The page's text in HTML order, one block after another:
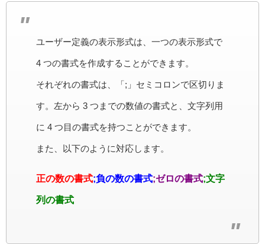
ユーザー定義の表示形式は、一つの表示形式で
4 つの書式を作成することができます。
それぞれの書式は、「;」セミコロンで区切りま
す。左から 3 つまでの数値の書式と、文字列用
に 4 つ目の書式を持つことができます。
また、以下のように対応します。
正の数の書式;負の数の書式;ゼロの書式;文字
列の書式